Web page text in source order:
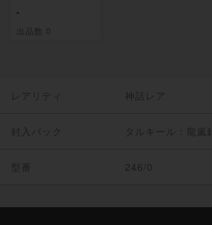
-
出品数 0
レアリティ 神話レア
封入パック タルキール：龍嵐録
型番 246/0